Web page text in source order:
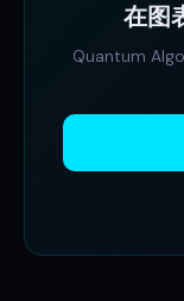
在图
Quantum Algo